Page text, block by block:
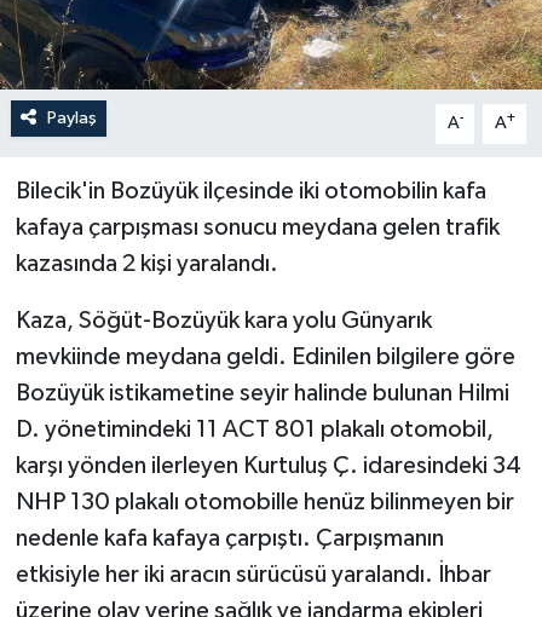
Paylaş A- A+
Bilecik'in Bozüyük ilçesinde iki otomobilin kafa
kafaya çarpışması sonucu meydana gelen trafik
kazasında 2 kişi yaralandı.
Kaza, Söğüt-Bozüyük kara yolu Günyarık
mevkiinde meydana geldi. Edinilen bilgilere göre
Bozüyük istikametine seyir halinde bulunan Hilmi
D. yönetimindeki 11 ACT 801 plakalı otomobil,
karşı yönden ilerleyen Kurtuluş Ç. idaresindeki 34
NHP 130 plakalı otomobille henüz bilinmeyen bir
nedenle kafa kafaya çarpıştı. Çarpışmanın
etkisiyle her iki aracın sürücüsü yaralandı. İhbar
üzerine olay yerine sağlık ve jandarma ekipleri
SİYASET
GÜNCEL
YAŞAM